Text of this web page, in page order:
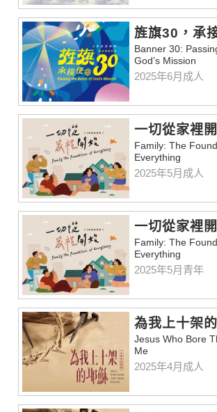
旌旗30，承
Banner 30:
God’s Mission
2025年6月成人
一切從家裡
Family: The
Everything
2025年5月成人
一切從家裡
Family: The
Everything
2025年5月青年
為我上十架
Jesus Who Bore
Me
2025年4月成人